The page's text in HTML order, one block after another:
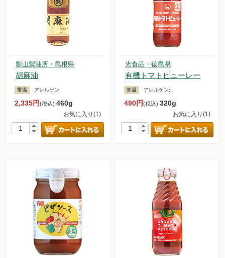
影山製油所・島根県
胡麻油
常温 アレルゲン:
2,335円(税込) 460g
お気に入り(1)
光食品・徳島県
有機トマトピューレー
常温 アレルゲン:
490円(税込)320g
お気に入り(1)